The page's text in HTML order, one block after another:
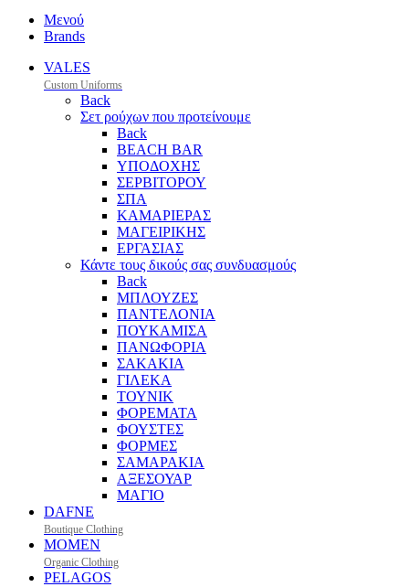
Μενού
Brands
VALES
Custom Uniforms
Back
Σετ ρούχων που προτείνουμε
Back
BEACH BAR
ΥΠΟΔΟΧΗΣ
ΣΕΡΒΙΤΟΡΟΥ
ΣΠΑ
ΚΑΜΑΡΙΕΡΑΣ
ΜΑΓΕΙΡΙΚΗΣ
ΕΡΓΑΣΙΑΣ
Κάντε τους δικούς σας συνδυασμούς
Back
ΜΠΛΟΥΖΕΣ
ΠΑΝΤΕΛΟΝΙΑ
ΠΟΥΚΑΜΙΣΑ
ΠΑΝΩΦΟΡΙΑ
ΣΑΚΑΚΙΑ
ΓΙΛΕΚΑ
ΤΟΥΝΙΚ
ΦΟΡΕΜΑΤΑ
ΦΟΥΣΤΕΣ
ΦΟΡΜΕΣ
ΣΑΜΑΡΑΚΙΑ
ΑΞΕΣΟΥΑΡ
ΜΑΓΙΟ
DAFNE
Boutique Clothing
MOMEN
Organic Clothing
PELAGOS